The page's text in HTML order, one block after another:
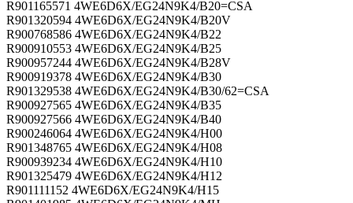
R901165571 4WE6D6X/EG24N9K4/B20=CSA
R901320594 4WE6D6X/EG24N9K4/B20V
R900768586 4WE6D6X/EG24N9K4/B22
R900910553 4WE6D6X/EG24N9K4/B25
R900957244 4WE6D6X/EG24N9K4/B28V
R900919378 4WE6D6X/EG24N9K4/B30
R901329538 4WE6D6X/EG24N9K4/B30/62=CSA
R900927565 4WE6D6X/EG24N9K4/B35
R900927566 4WE6D6X/EG24N9K4/B40
R900246064 4WE6D6X/EG24N9K4/H00
R901348765 4WE6D6X/EG24N9K4/H08
R900939234 4WE6D6X/EG24N9K4/H10
R901325479 4WE6D6X/EG24N9K4/H12
R901111152 4WE6D6X/EG24N9K4/H15